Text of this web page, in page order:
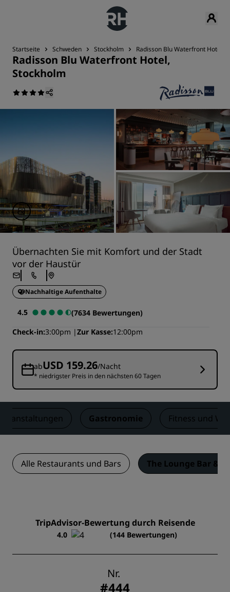
Startseite Schweden Stockholm Radisson Blu Waterfront Hotel,
Radisson Blu Waterfront Hotel,
Stockholm
Übernachten Sie mit Komfort und der Stadt
vor der Haustür
Nachhaltige Aufenthalte
4.5
(7634 Bewertungen)
Check-in 3:00pm Zur Kasse 12:00pm
abUSD 159.26/Nacht
* niedrigster Preis in den nächsten 60 Tagen
Gastronomie Fitness und
Alle Restaurants und Bars The Lounge Bar &
TripAdvisor-Bewertung durch Reisende
4.0 (144 Bewertungen)
Nr.
#444